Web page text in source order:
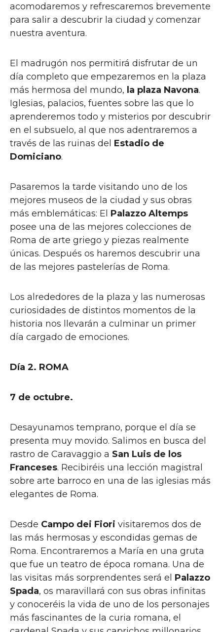
acomodaremos y refrescaremos brevemente
para salir a descubrir la ciudad y comenzar
nuestra aventura.
El madrugón nos permitirá disfrutar de un
día completo que empezaremos en la plaza
más hermosa del mundo, la plaza Navona.
Iglesias, palacios, fuentes sobre las que lo
aprenderemos todo y misterios por descubrir
en el subsuelo, al que nos adentraremos a
través de las ruinas del Estadio de
Domiciano.
Pasaremos la tarde visitando uno de los
mejores museos de la ciudad y sus obras
más emblemáticas: El Palazzo Altemps
posee una de las mejores colecciones de
Roma de arte griego y piezas realmente
únicas. Después os haremos descubrir una
de las mejores pastelerías de Roma.
Los alrededores de la plaza y las numerosas
curiosidades de distintos momentos de la
historia nos llevarán a culminar un primer
día cargado de emociones.
Día 2. ROMA
7 de octubre.
Desayunamos temprano, porque el día se
presenta muy movido. Salimos en busca del
rastro de Caravaggio a San Luis de los
Franceses. Recibiréis una lección magistral
sobre arte barroco en una de las iglesias más
elegantes de Roma.
Desde Campo dei Fiori visitaremos dos de
las más hermosas y escondidas gemas de
Roma. Encontraremos a María en una gruta
que fue un teatro de época romana. Una de
las visitas más sorprendentes será el Palazzo
Spada, os maravillará con sus obras infinitas
y conoceréis la vida de uno de los personajes
más fascinantes de la curia romana, el